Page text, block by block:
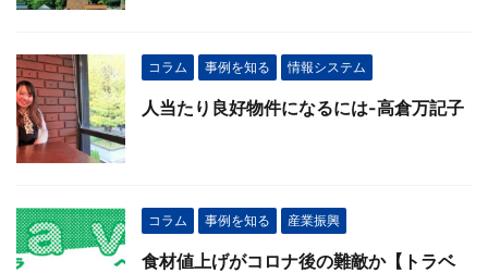
コラム 事例を知る 情報システム
人当たり良好物件になるには-高倉万記子
コラム 事例を知る 産業振興
食材値上げがコロナ後の難敵か【トラベ